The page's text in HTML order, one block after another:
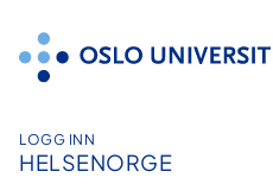
innhold
LOGG INN
HELSENORGE